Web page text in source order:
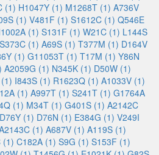
(1) H1047Y (1) M1268T (1) A736V
(1) V481F (1) S1612C (1) Q546E
(1) S131F (1) W21C (1) L144S
S373C (1) A69S (1) T377M (1) D164V
(1) G11053T (1) T17M (1) Y86N
A2059G (1) N345K (1) D50W (1)
I843S (1) R1623Q (1) A1033V (1)
(1) A997T (1) S241T (1) G1764A
(1) M34T (1) G401S (1) A2142C
D76Y (1) D76N (1) E384G (1) V249I
(1) A687V (1) A119S (1)
(1) C182A (1) S9G (1) S153F (1)